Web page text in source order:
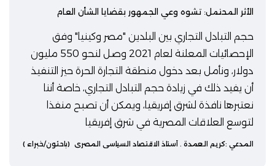
الأثر المحتمل: تشوه وعي الجمهور بقضايا الشأن العام
حجم التبادل التجاري بين البلدين "مصر وكينيا" وفق
الإحصائيات المعلنة لعام 2021 وصل لنحو 550 مليون
دولار، ونأمل بعد دخول منطقة التجارة الحرة حيز التنفيذ
أن يفيد ذلك في زيادة حجم التبادل التجاري، خاصة أننا
نعتبرها نافذة لشرق إفريقيا، ويمكن أن تصبح منفذا
لتوسع العلاقات المصرية في شرق إفريقيا
المدعي :كريم العمدة . أستاذ الاقتصاد السياسي المصري (باحثون/خبراء )